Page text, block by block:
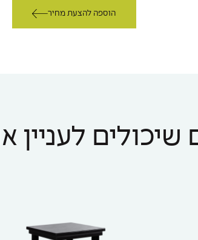
הוספה להצעת מחיר
שיכולים לעניין